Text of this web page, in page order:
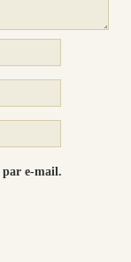
par e-mail.